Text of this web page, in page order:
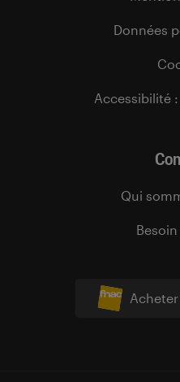
Données
Accessibilité
Qui
Besoin